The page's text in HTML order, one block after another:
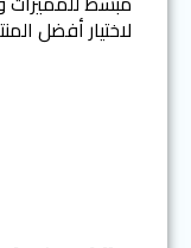
لاختيار أفضل